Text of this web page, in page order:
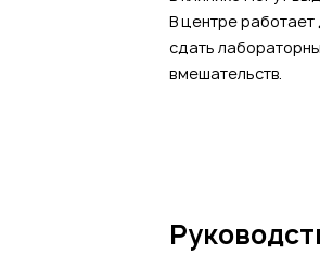
В центре работает
сдать
вмешательств.